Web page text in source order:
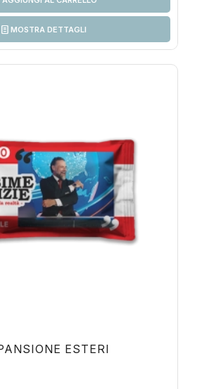
MOSTRA DETTAGLI
ESTERI